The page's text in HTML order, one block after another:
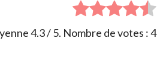
4.3/ 5. Nombre de votes :4